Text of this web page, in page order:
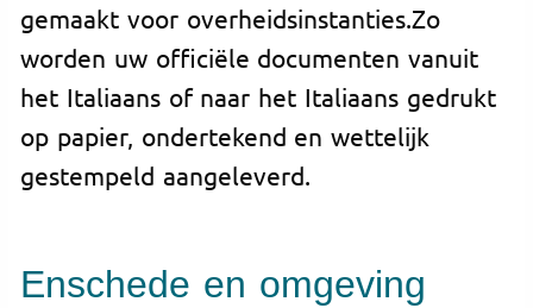
gemaakt voor overheidsinstanties.Zo
worden uw officiële documenten vanuit
het Italiaans of naar het Italiaans gedrukt
op papier, ondertekend en wettelijk
gestempeld aangeleverd.
Enschede en omgeving